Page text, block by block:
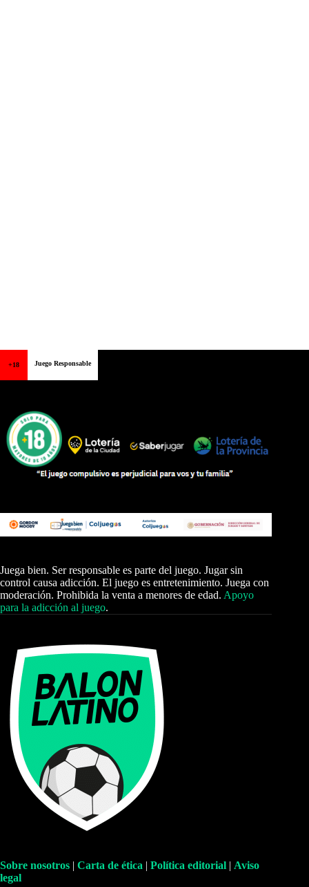
+18 Juego Responsable
Juega bien. Ser responsable es parte del juego. Jugar sin
control causa adicción. El juego es entretenimiento. Juega con
moderación. Prohibida la venta a menores de edad. Apoyo
para la adicción al juego.
Sobre nosotros | Carta de ética | Política editorial | Aviso
legal